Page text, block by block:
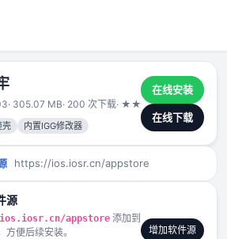
· 305.07 MB· 200 次下载· ★ ★ ★★★
2026-
壳
内置IGG修改器
在线安装
在线下载
https://ios.iosr.cn/appstore
源
appstore 添加到
便后续安装。
增加软件源